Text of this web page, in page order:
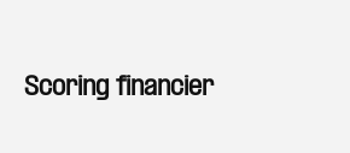
Scoring financier